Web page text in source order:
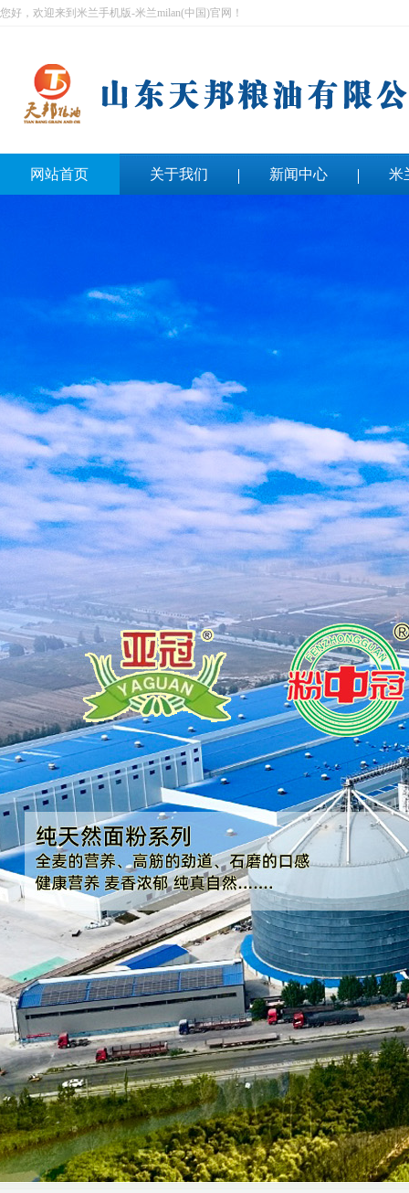
您好，欢迎来到米兰手机版-米兰milan(中国)官网！
网站首页 关于我们 新闻中心 米